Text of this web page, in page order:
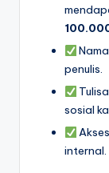
penulis.
sosial
internal.